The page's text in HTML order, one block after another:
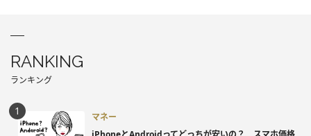
RANKING
ランキング
マネー